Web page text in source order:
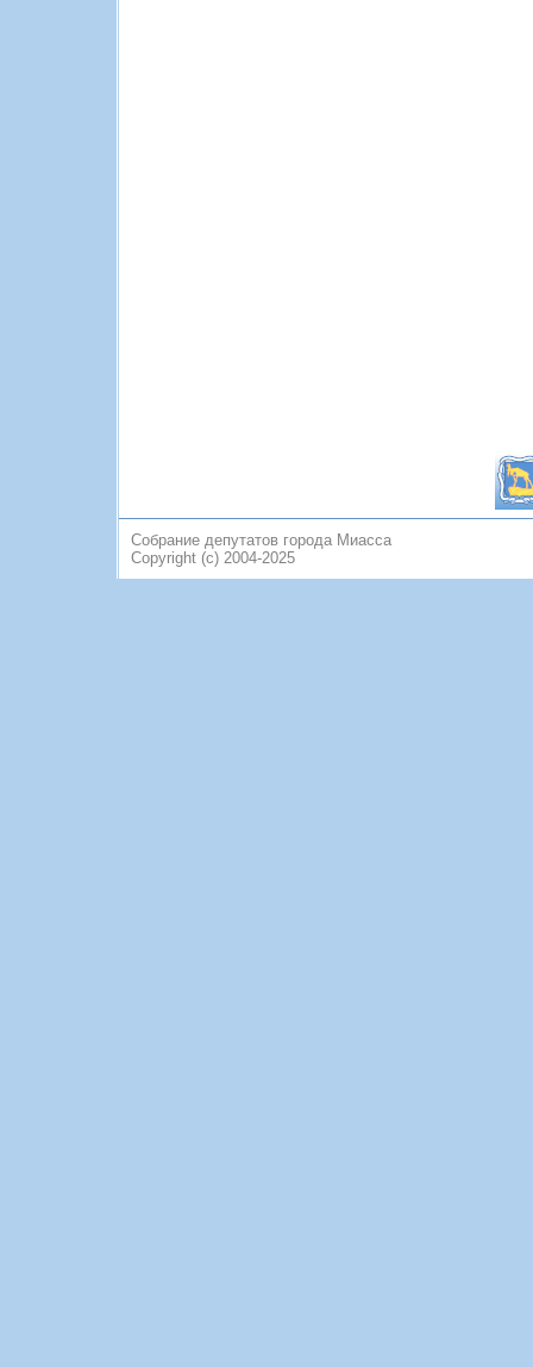
Собрание депутатов города Миасса
Copyright (c) 2004-2025